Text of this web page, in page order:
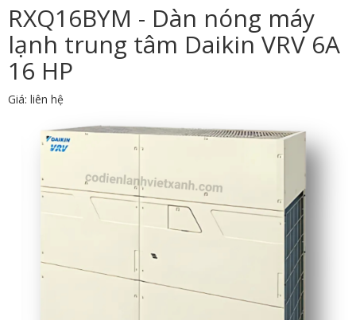
RXQ16BYM - Dàn nóng máy
lạnh trung tâm Daikin VRV 6A
16 HP
Giá: liên hệ